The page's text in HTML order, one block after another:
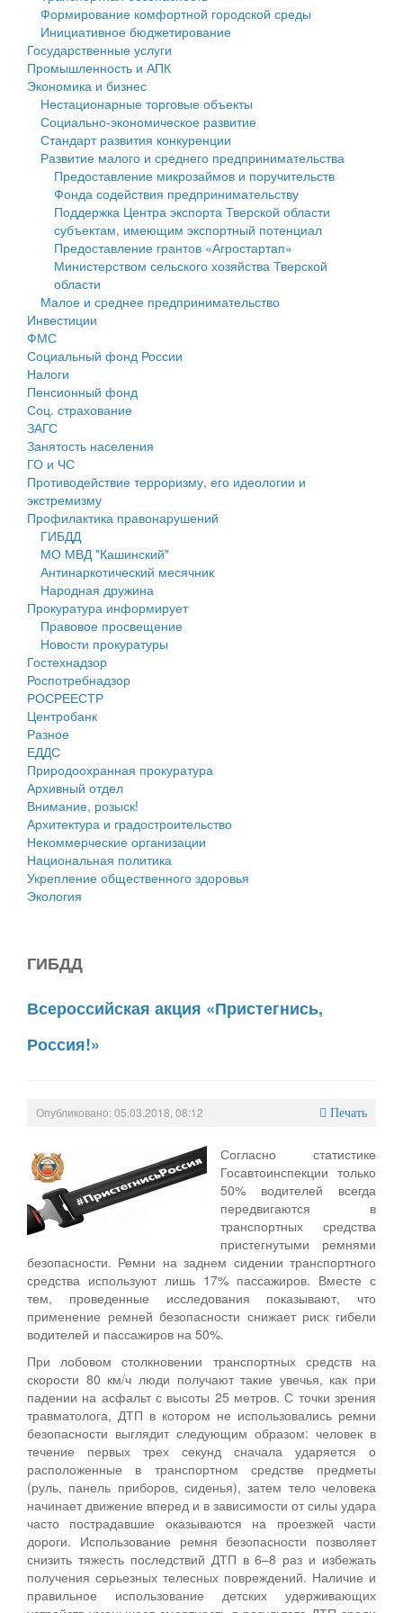
Государственные услуги
Промышленность и АПК
Экономика и бизнес
Символика
Устав
Гостям округа
Туризм
Культура
Образование
Здравоохранение
Социальная защита
Фотоальбом
муниципального округа Тверской области
Администрация Кашинского муниципального округа
Тверской области
Управление сельскими территориями
Открытые данные
Работа с обращениями граждан
Муниципальный контроль
Муниципальные услуги
Проекты административных регламентов
Антимонопольный комплаенс
Противодействие коррупции
Финансовое управление
Бюджет для граждан
Имущество
Выявление правообладателей ранее учтенных
объектов недвижимости
Имущественная поддержка субъектов малого и
среднего предпринимательства
Информационная поддержка субъектов малого и
среднего предпринимательства
Муниципальные программы
Контрольно-счетная палата
Персональные данные
Оценка регулирующего воздействия
Деятельность МУ
Нормативы градостроительного проектирования
Правила землепользования и застройки
Генеральные планы
Проекты планировки территории
Собрание депутатов
Городское поселение
Сельские поселения
Формирование комфортной городской среды
Инициативное бюджетирование
Государственные услуги
Промышленность и АПК
Экономика и бизнес
Нестационарные торговые объекты
Социально-экономическое развитие
Стандарт развития конкуренции
Развитие малого и среднего предпринимательства
Предоставление микрозаймов и поручительств
Фонда содействия предпринимательству
Поддержка Центра экспорта Тверской области
субъектам, имеющим экспортный потенциал
Предоставление грантов «Агростартап»
Министерством сельского хозяйства Тверской
области
Малое и среднее предпринимательство
Инвестиции
ФМС
Социальный фонд России
Налоги
Пенсионный фонд
Соц. страхование
ЗАГС
Занятость населения
ГО и ЧС
Противодействие терроризму, его идеологии и
экстремизму
Профилактика правонарушений
ГИБДД
МО МВД "Кашинский"
Антинаркотический месячник
Народная дружина
Прокуратура информирует
Правовое просвещение
Новости прокуратуры
Гостехнадзор
Роспотребнадзор
РОСРЕЕСТР
Центробанк
Разное
ЕДДС
Природоохранная прокуратура
Архивный отдел
Внимание, розыск!
Архитектура и градостроительство
Некоммерческие организации
Национальная политика
Укрепление общественного здоровья
Экология
ГИБДД
Всероссийская акция «Пристегнись,
Россия!»
Опубликовано: 05.03.2018, 08:12 Печать
Согласно статистике
Госавтоинспекции только
50% водителей всегда
передвигаются в
транспортных средства
пристегнутыми ремнями
безопасности. Ремни на заднем сидении транспортного
средства используют лишь 17% пассажиров. Вместе с
тем, проведенные исследования показывают, что
применение ремней безопасности снижает риск гибели
водителей и пассажиров на 50%.
При лобовом столкновении транспортных средств на
скорости 80 км/ч люди получают такие увечья, как при
падении на асфальт с высоты 25 метров. С точки зрения
травматолога, ДТП в котором не использовались ремни
безопасности выглядит следующим образом: человек в
течение первых трех секунд сначала ударяется о
расположенные в транспортном средстве предметы
(руль, панель приборов, сиденья), затем тело человека
начинает движение вперед и в зависимости от силы удара
часто пострадавшие оказываются на проезжей части
дороги. Использование ремня безопасности позволяет
снизить тяжесть последствий ДТП в 6–8 раз и избежать
получения серьезных телесных повреждений. Наличие и
правильное использование детских удерживающих